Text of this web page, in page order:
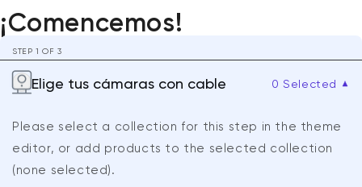
¡Comencemos!
STEP 1 OF 3
Elige tus cámaras con cable 0 Selected
Please select a collection for this step in the theme
editor, or add products to the selected collection
(none selected).